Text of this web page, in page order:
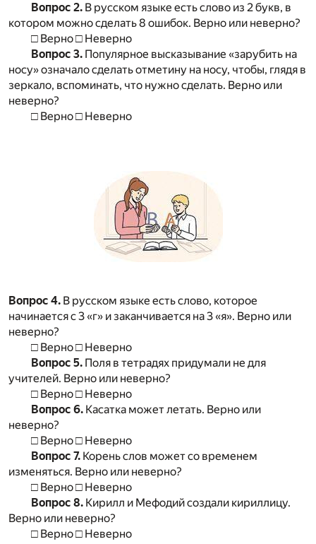
Вопрос 2. В русском языке есть слово из 2 букв, в
котором можно сделать 8 ошибок. Верно или неверно?
□ Верно □ Неверно
Вопрос 3. Популярное высказывание «зарубить на
носу» означало сделать отметину на носу, чтобы, глядя в
зеркало, вспоминать, что нужно сделать. Верно или
неверно?
□ Верно □ Неверно
Вопрос 4. В русском языке есть слово, которое
начинается с 3 «г» и заканчивается на 3 «я». Верно или
неверно?
□ Верно □ Неверно
Вопрос 5. Поля в тетрадях придумали не для
учителей. Верно или неверно?
□ Верно □ Неверно
Вопрос 6. Касатка может летать. Верно или
неверно?
□ Верно □ Неверно
Вопрос 7. Корень слов может со временем
изменяться. Верно или неверно?
□ Верно □ Неверно
Вопрос 8. Кирилл и Мефодий создали кириллицу.
Верно или неверно?
□ Верно □ Неверно